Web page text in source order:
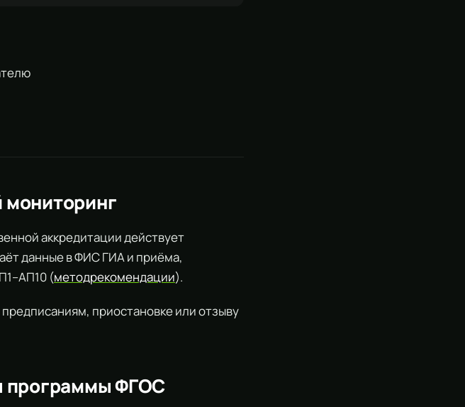
мониторинг
аккредитации действует
данные в ФИС ГИА и приёма,
(методрекомендации).
приостановке или отзыву
программы ФГОС